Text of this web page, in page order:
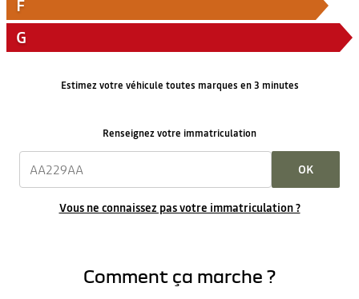
F
G
Estimez votre véhicule toutes marques en 3 minutes
Renseignez votre immatriculation
OK
Vous ne connaissez pas votre immatriculation ?
Comment ça marche ?